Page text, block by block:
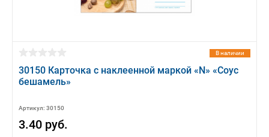
В наличии
30150 Карточка с наклеенной маркой «N» «Соус
бешамель»
Артикул: 30150
3.40 руб.